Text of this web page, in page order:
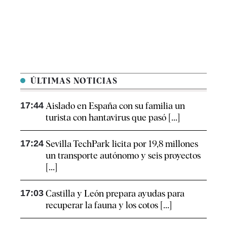
ÚLTIMAS NOTICIAS
17:44 Aislado en España con su familia un
turista con hantavirus que pasó [...]
17:24 Sevilla TechPark licita por 19,8 millones
un transporte autónomo y seis proyectos
[...]
17:03 Castilla y León prepara ayudas para
recuperar la fauna y los cotos [...]